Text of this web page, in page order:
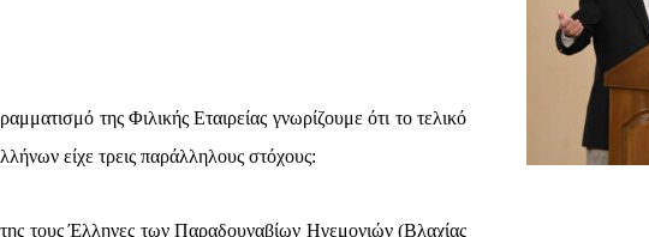
της Φιλικής Εταιρείας γνωρίζουμε ότι το τελικό
είχε τρεις παράλληλους στόχους:
τους Έλληνες των Παραδουναβίων Ηγεμονιών (Βλαχίας